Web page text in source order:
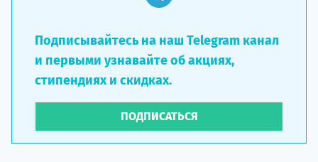
Подписывайтесь на наш Telegram канал
и первыми узнавайте об акциях,
стипендиях и скидках.
ПОДПИСАТЬСЯ